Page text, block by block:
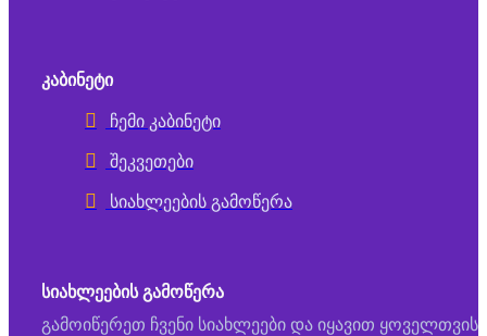
ᲙᲐᲑᲘᲜᲔᲢᲘ
ჩემი კაბინეტი
შეკვეთები
სიახლეების გამოწერა
ᲡᲘᲐᲮᲚᲔᲔᲑᲘᲡ ᲒᲐᲛᲝᲬᲔᲠᲐ
გამოიწერეთ ჩვენი სიახლეები და იყავით ყოველთვის